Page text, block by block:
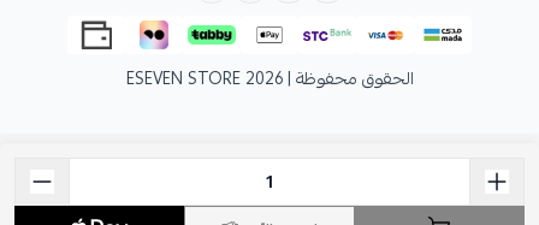
الحقوق محفوظة | 2026 ESEVEN STORE